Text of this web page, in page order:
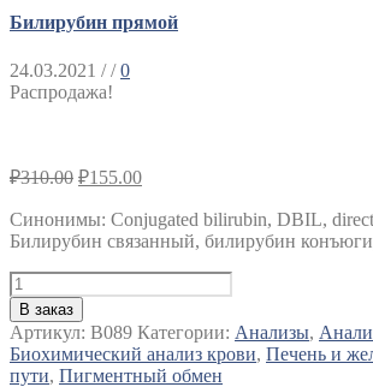
Билирубин прямой
24.03.2021 / /0
Распродажа!
₽310.00 ₽155.00
Синонимы: Conjugated bilirubin, DBIL,
Билирубин связанный, билирубин
Количество
Билирубин
прямой
В заказ
Артикул: B089 Категории: Анализы,
Биохимический анализ крови, Печень и
пути, Пигментный обмен